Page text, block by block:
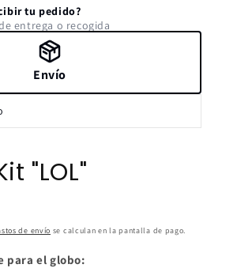
tu pedido?
entrega o recogida
Envío
"LOL"
de envío se calculan en la pantalla de pago.
para el globo: